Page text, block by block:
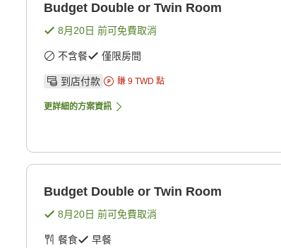
Budget Double or Twin Room
8月20日 前可免費取消
不含餐 僅限房間
到店付款 賺 9 TWD 點
更詳細的方案資訊
Budget Double or Twin Room
8月20日 前可免費取消
餐食 早餐